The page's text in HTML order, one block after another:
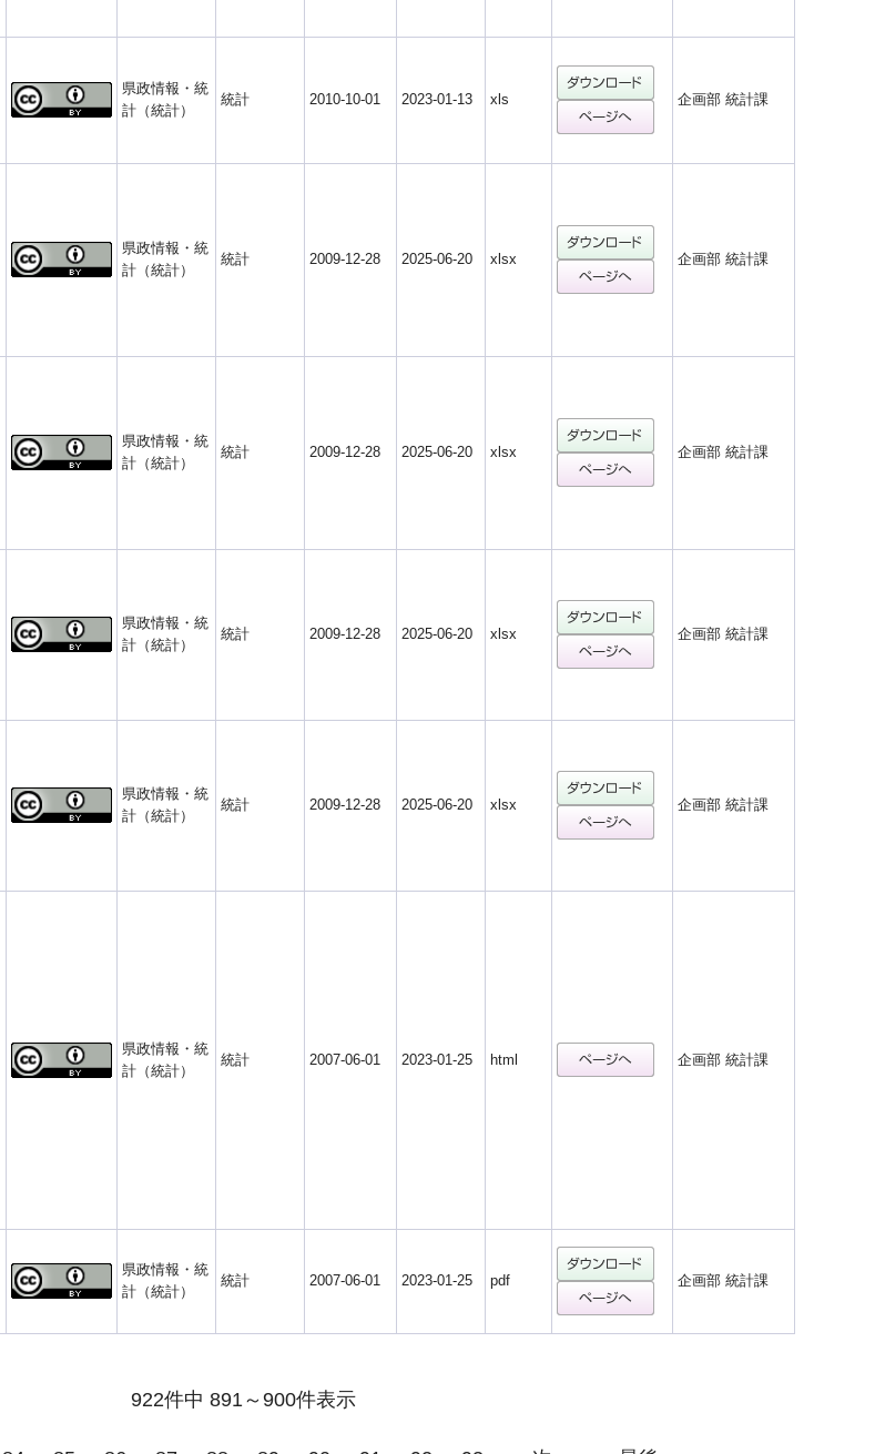
県政情報・統
計（統計）
統計 2010-10-01 2023-01-13 xls 企画部 統計課
県政情報・統
計（統計）
統計 2009-12-28 2025-06-20 xlsx 企画部 統計課
県政情報・統
計（統計）
統計 2009-12-28 2025-06-20 xlsx 企画部 統計課
県政情報・統
計（統計）
統計 2009-12-28 2025-06-20 xlsx 企画部 統計課
県政情報・統
計（統計）
統計 2009-12-28 2025-06-20 xlsx 企画部 統計課
県政情報・統
計（統計）
統計 2007-06-01 2023-01-25 html 企画部 統計課
県政情報・統
計（統計）
統計 2007-06-01 2023-01-25 pdf 企画部 統計課
922件中 891～900件表示